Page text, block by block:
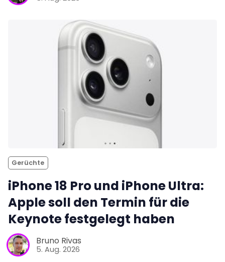
Gerüchte
iPhone 18 Pro und iPhone Ultra:
Apple soll den Termin für die
Keynote festgelegt haben
Bruno Rivas
5. Aug. 2026